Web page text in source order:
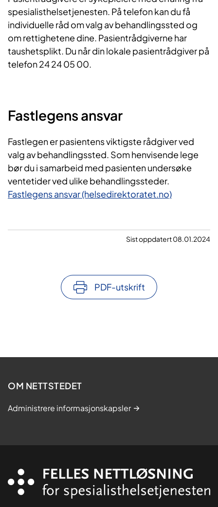
spesialisthelsetjenesten. På telefon kan du få
individuelle råd om valg av behandlingssted og
om rettighetene dine. Pasientrådgiverne har
taushetsplikt. Du når din lokale pasientrådgiver på
telefon 24 24 05 00.
Fastlegens ansvar
Fastlegen er pasientens viktigste rådgiver ved
valg av behandlingssted. Som henvisende lege
bør du i samarbeid med pasienten undersøke
ventetider ved ulike behandlingssteder.
Fastlegens ansvar (helsedirektoratet.no)
Sist oppdatert 08.01.2024
PDF-utskrift
OM NETTSTEDET
Administrere informasjonskapsler